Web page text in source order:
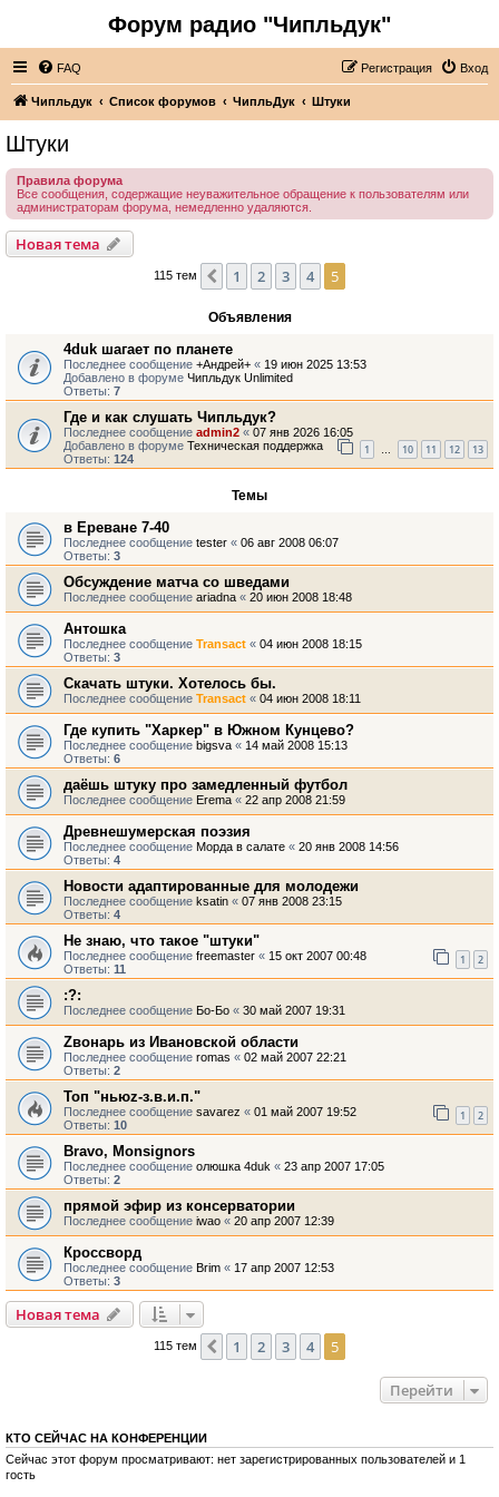
Форум радио "Чипльдук"
FAQ Вход
Регистрация
Чипльдук Список форумов ЧипльДук Штуки
Штуки
Правила форума
Все сообщения, содержащие неуважительное обращение к пользователям или
администраторам форума, немедленно удаляются.
Новая тема
115 тем Пред.
1 2 3 4 5
Объявления
4duk шагает по планете
Последнее сообщение +Андрей+ « 19 июн 2025 13:53
Добавлено в форуме Чипльдук Unlimited
Ответы: 7
Где и как слушать Чипльдук?
Последнее сообщение admin2 « 07 янв 2026 16:05
Добавлено в форуме Техническая поддержка
Ответы: 124
1 … 10 11 12 13
Темы
в Ереване 7-40
Последнее сообщение tester « 06 авг 2008 06:07
Ответы: 3
Обсуждение матча со шведами
Последнее сообщение ariadna « 20 июн 2008 18:48
Антошка
Последнее сообщение Transact « 04 июн 2008 18:15
Ответы: 3
Скачать штуки. Хотелось бы.
Последнее сообщение Transact « 04 июн 2008 18:11
Где купить "Харкер" в Южном Кунцево?
Последнее сообщение bigsva « 14 май 2008 15:13
Ответы: 6
даёшь штуку про замедленный футбол
Последнее сообщение Erema « 22 апр 2008 21:59
Древнешумерская поэзия
Последнее сообщение Морда в салате « 20 янв 2008 14:56
Ответы: 4
Новости адаптированные для молодежи
Последнее сообщение ksatin « 07 янв 2008 23:15
Ответы: 4
Не знаю, что такое "штуки"
Последнее сообщение freemaster « 15 окт 2007 00:48
Ответы: 11
1 2
:?:
Последнее сообщение Бо-Бо « 30 май 2007 19:31
Zвонарь из Ивановской области
Последнее сообщение romas « 02 май 2007 22:21
Ответы: 2
Топ "ньюz-з.в.и.п."
Последнее сообщение savarez « 01 май 2007 19:52
Ответы: 10
1 2
Bravo, Monsignors
Последнее сообщение олюшка 4duk « 23 апр 2007 17:05
Ответы: 2
прямой эфир из консерватории
Последнее сообщение iwao « 20 апр 2007 12:39
Кроссворд
Последнее сообщение Brim « 17 апр 2007 12:53
Ответы: 3
Новая тема
115 тем Пред.
1 2 3 4 5
Перейти
КТО СЕЙЧАС НА КОНФЕРЕНЦИИ
Сейчас этот форум просматривают: нет зарегистрированных пользователей и 1
гость